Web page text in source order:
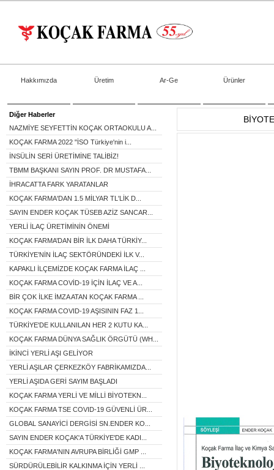
Hakkımızda Üretim Ar-Ge Ürünler
Diğer Haberler
NAZMİYE SEYFETTİN KOÇAK ORTAOKULU A...
KOÇAK FARMA 2022 "İSO Türkiye'nin i...
İNSÜLİN SERİ ÜRETİMİNE TALİBİZ!
TBMM BAŞKANI SAYIN PROF. DR MUSTAFA...
İHRACATTA FARK YARATANLAR
KOÇAK FARMA'DAN 1.5 MİLYAR TL'LİK D...
SAYIN ENDER KOÇAK TÜSEB AZİZ SANCAR...
YERLİ İLAÇ ÜRETİMİNİN ÖNEMİ
KOÇAK FARMA’DAN BİR İLK DAHA TÜRKİY...
TÜRKİYE’NİN İLAÇ SEKTÖRÜNDEKİ İLK V...
KAPAKLI İLÇEMİZDE KOÇAK FARMA İLAÇ ...
KOÇAK FARMA COVİD-19 İÇİN İLAÇ VE A...
BİR ÇOK İLKE İMZA ATAN KOÇAK FARMA ...
KOÇAK FARMA COVID-19 AŞISININ FAZ 1...
TÜRKİYE'DE KULLANILAN HER 2 KUTU KA...
KOÇAK FARMA DÜNYA SAĞLIK ÖRGÜTÜ (WH...
İKİNCİ YERLİ AŞI GELİYOR
YERLİ AŞILAR ÇERKEZKÖY FABRİKAMIZDA...
YERLİ AŞIDA GERİ SAYIM BAŞLADI
KOÇAK FARMA YERLİ VE MİLLİ BİYOTEKN...
KOÇAK FARMA TSE COVID-19 GÜVENLİ ÜR...
GLOBAL SANAYİCİ DERGİSİ SN.ENDER KO...
SAYIN ENDER KOÇAK'A TÜRKİYE'DE KADI...
KOÇAK FARMA'NIN AVRUPA BİRLİĞİ GMP ...
SÜRDÜRÜLEBİLİR KALKINMA İÇİN YERLİ ...